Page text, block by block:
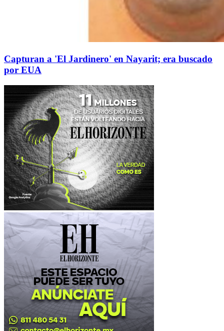
Capturan a 'El Jardinero' en Nayarit; era buscado
por EUA